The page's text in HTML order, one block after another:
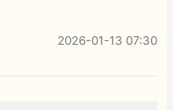
2026-01-13 07:30